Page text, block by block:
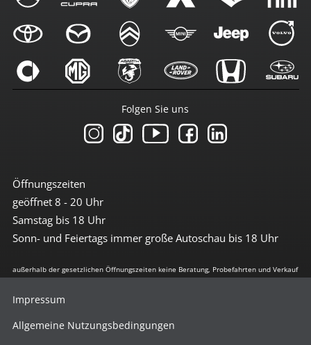
Öffnungszeiten
geöffnet 8 - 20 Uhr
Samstag bis 18 Uhr
Sonn- und Feiertags immer große Autoschau bis 18 Uhr
Folgen Sie uns
außerhalb der gesetzlichen Öffnungszeiten keine Beratung, Probefahrten und Verkauf
Impressum
Allgemeine Nutzungsbedingungen